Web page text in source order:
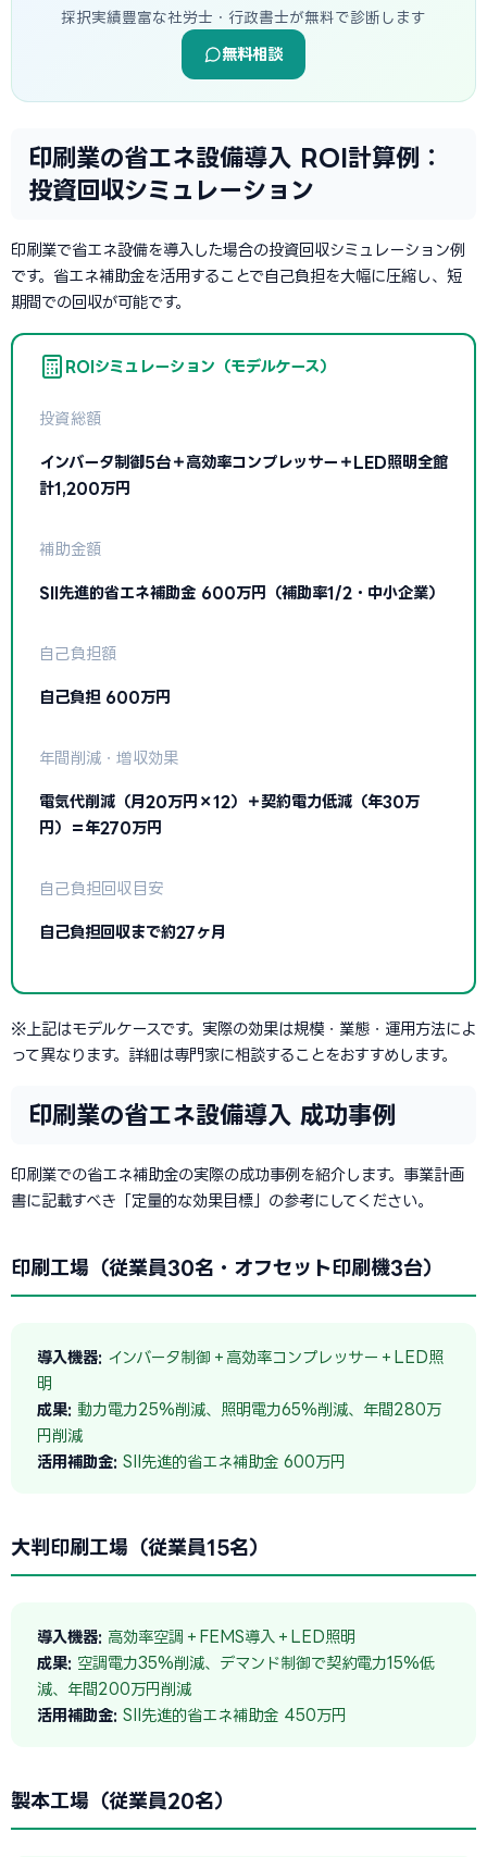
採択実績豊富な社労士・行政書士が無料で診断します
無料相談
印刷業の省エネ設備導入 ROI計算例：
投資回収シミュレーション
印刷業で省エネ設備を導入した場合の投資回収シミュレーション例
です。省エネ補助金を活用することで自己負担を大幅に圧縮し、短
期間での回収が可能です。
ROIシミュレーション（モデルケース）
投資総額
インバータ制御5台＋高効率コンプレッサー＋LED照明全館
計1,200万円
補助金額
SII先進的省エネ補助金 600万円（補助率1/2・中小企業）
自己負担額
自己負担 600万円
年間削減・増収効果
電気代削減（月20万円×12）＋契約電力低減（年30万
円）＝年270万円
自己負担回収目安
自己負担回収まで約27ヶ月
※上記はモデルケースです。実際の効果は規模・業態・運用方法によ
って異なります。詳細は専門家に相談することをおすすめします。
印刷業の省エネ設備導入 成功事例
印刷業での省エネ補助金の実際の成功事例を紹介します。事業計画
書に記載すべき「定量的な効果目標」の参考にしてください。
印刷工場（従業員30名・オフセット印刷機3台）
導入機器: インバータ制御＋高効率コンプレッサー＋LED照
明
成果: 動力電力25%削減、照明電力65%削減、年間280万
円削減
活用補助金: SII先進的省エネ補助金 600万円
大判印刷工場（従業員15名）
導入機器: 高効率空調＋FEMS導入＋LED照明
成果: 空調電力35%削減、デマンド制御で契約電力15%低
減、年間200万円削減
活用補助金: SII先進的省エネ補助金 450万円
製本工場（従業員20名）